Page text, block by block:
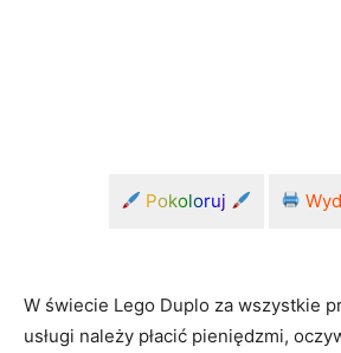
Pokoloruj
W świecie Lego Duplo za wszystkie
usługi należy płacić pieniędzmi,